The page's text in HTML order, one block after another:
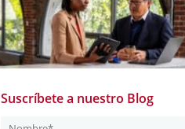
Suscríbete a nuestro Blog